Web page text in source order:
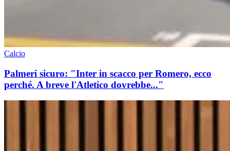
Calcio
Palmeri sicuro: "Inter in scacco per Romero, ecco
perché. A breve l'Atletico dovrebbe..."